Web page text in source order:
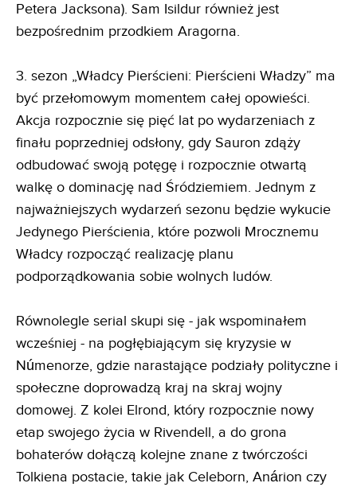
Petera Jacksona). Sam Isildur również jest
bezpośrednim przodkiem Aragorna.
3. sezon „Władcy Pierścieni: Pierścieni Władzy” ma
być przełomowym momentem całej opowieści.
Akcja rozpocznie się pięć lat po wydarzeniach z
finału poprzedniej odsłony, gdy Sauron zdąży
odbudować swoją potęgę i rozpocznie otwartą
walkę o dominację nad Śródziemiem. Jednym z
najważniejszych wydarzeń sezonu będzie wykucie
Jedynego Pierścienia, które pozwoli Mrocznemu
Władcy rozpocząć realizację planu
podporządkowania sobie wolnych ludów.
Równolegle serial skupi się - jak wspominałem
wcześniej - na pogłębiającym się kryzysie w
Númenorze, gdzie narastające podziały polityczne i
społeczne doprowadzą kraj na skraj wojny
domowej. Z kolei Elrond, który rozpocznie nowy
etap swojego życia w Rivendell, a do grona
bohaterów dołączą kolejne znane z twórczości
Tolkiena postacie, takie jak Celeborn, Anárion czy